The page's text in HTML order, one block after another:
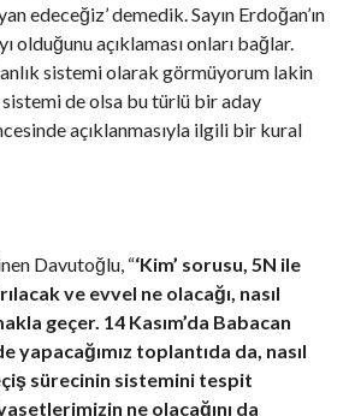
edeceğiz’ demedik. Sayın Erdoğan’ın
olduğunu açıklaması onları bağlar.
sistemi olarak görmüyorum lakin
de olsa bu türlü bir aday
açıklanmasıyla ilgili bir kural
Davutoğlu, “‘Kim’ sorusu, 5N ile
ve evvel ne olacağı, nasıl
geçer. 14 Kasım’da Babacan
yapacağımız toplantıda da, nasıl
sürecinin sistemini tespit
ne olacağını da